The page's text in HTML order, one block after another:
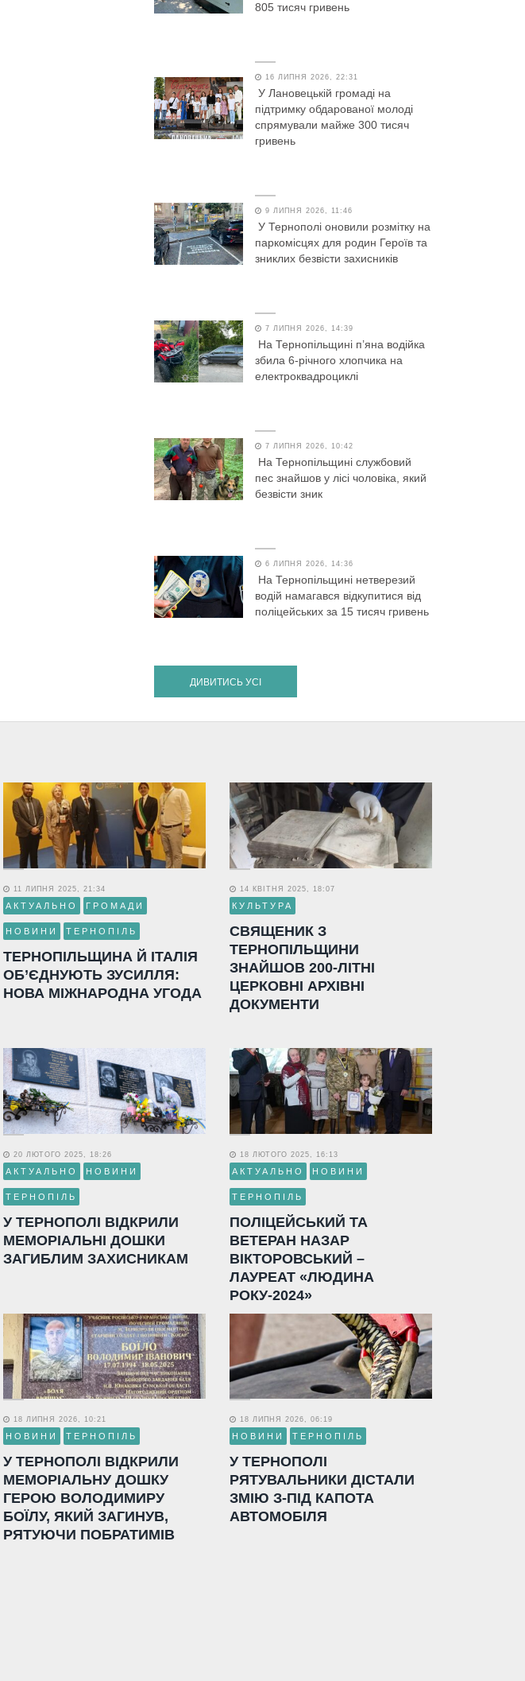
805 тисяч гривень
16 ЛИПНЯ 2026, 22:31
У Лановецькій громаді на
підтримку обдарованої молоді
спрямували майже 300 тисяч
гривень
9 ЛИПНЯ 2026, 11:46
У Тернополі оновили розмітку на
паркомісцях для родин Героїв та
зниклих безвісти захисників
7 ЛИПНЯ 2026, 14:39
На Тернопільщині п’яна водійка
збила 6-річного хлопчика на
електроквадроциклі
7 ЛИПНЯ 2026, 10:42
На Тернопільщині службовий
пес знайшов у лісі чоловіка, який
безвісти зник
6 ЛИПНЯ 2026, 14:36
На Тернопільщині нетверезий
водій намагався відкупитися від
поліцейських за 15 тисяч гривень
ДИВИТИСЬ УСІ
11 ЛИПНЯ 2025, 21:34
АКТУАЛЬНО ГРОМАДИ
НОВИНИ ТЕРНОПІЛЬ
ТЕРНОПІЛЬЩИНА Й ІТАЛІЯ
ОБ’ЄДНУЮТЬ ЗУСИЛЛЯ:
НОВА МІЖНАРОДНА УГОДА
14 КВІТНЯ 2025, 18:07
КУЛЬТУРА
СВЯЩЕНИК З
ТЕРНОПІЛЬЩИНИ
ЗНАЙШОВ 200-ЛІТНІ
ЦЕРКОВНІ АРХІВНІ
ДОКУМЕНТИ
20 ЛЮТОГО 2025, 18:26
АКТУАЛЬНО НОВИНИ
ТЕРНОПІЛЬ
У ТЕРНОПОЛІ ВІДКРИЛИ
МЕМОРІАЛЬНІ ДОШКИ
ЗАГИБЛИМ ЗАХИСНИКАМ
18 ЛЮТОГО 2025, 16:13
АКТУАЛЬНО НОВИНИ
ТЕРНОПІЛЬ
ПОЛІЦЕЙСЬКИЙ ТА
ВЕТЕРАН НАЗАР
ВІКТОРОВСЬКИЙ –
ЛАУРЕАТ «ЛЮДИНА
РОКУ-2024»
18 ЛИПНЯ 2026, 10:21
НОВИНИ ТЕРНОПІЛЬ
У ТЕРНОПОЛІ ВІДКРИЛИ
МЕМОРІАЛЬНУ ДОШКУ
ГЕРОЮ ВОЛОДИМИРУ
БОЇЛУ, ЯКИЙ ЗАГИНУВ,
РЯТУЮЧИ ПОБРАТИМІВ
18 ЛИПНЯ 2026, 06:19
НОВИНИ ТЕРНОПІЛЬ
У ТЕРНОПОЛІ
РЯТУВАЛЬНИКИ ДІСТАЛИ
ЗМІЮ З-ПІД КАПОТА
АВТОМОБІЛЯ